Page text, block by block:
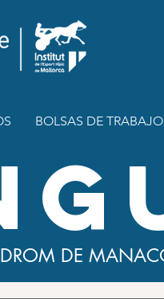
BOLSAS DE TRABAJO
DE